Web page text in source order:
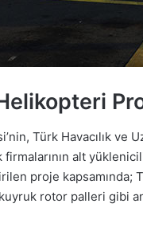
Türk Havacılık ve
firmalarının alt
proje
rotor palleri gibi